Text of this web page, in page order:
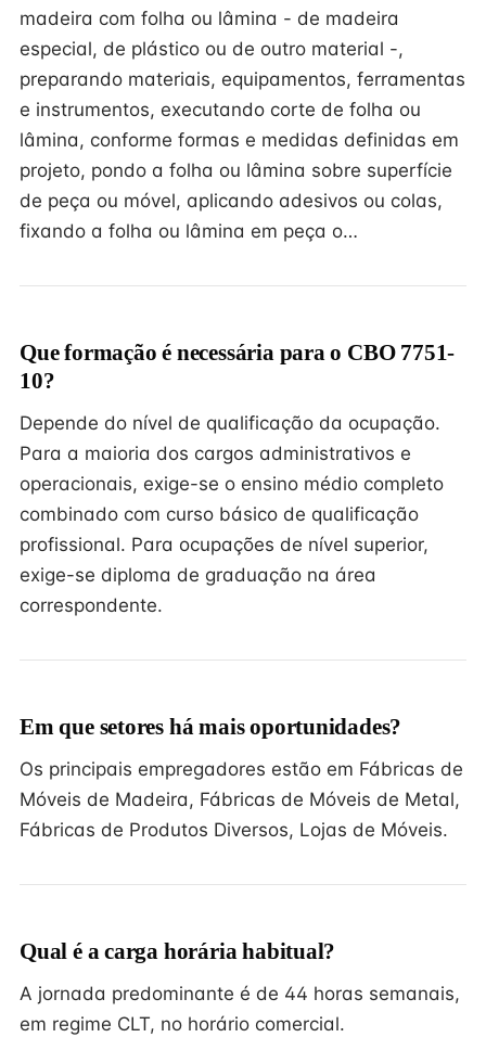
madeira com folha ou lâmina - de madeira
especial, de plástico ou de outro material -,
preparando materiais, equipamentos, ferramentas
e instrumentos, executando corte de folha ou
lâmina, conforme formas e medidas definidas em
projeto, pondo a folha ou lâmina sobre superfície
de peça ou móvel, aplicando adesivos ou colas,
fixando a folha ou lâmina em peça o…
Que formação é necessária para o CBO 7751-
10?
Depende do nível de qualificação da ocupação.
Para a maioria dos cargos administrativos e
operacionais, exige-se o ensino médio completo
combinado com curso básico de qualificação
profissional. Para ocupações de nível superior,
exige-se diploma de graduação na área
correspondente.
Em que setores há mais oportunidades?
Os principais empregadores estão em Fábricas de
Móveis de Madeira, Fábricas de Móveis de Metal,
Fábricas de Produtos Diversos, Lojas de Móveis.
Qual é a carga horária habitual?
A jornada predominante é de 44 horas semanais,
em regime CLT, no horário comercial.